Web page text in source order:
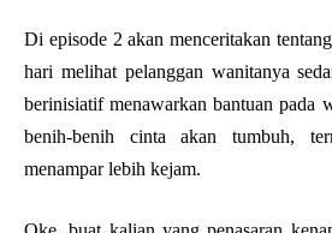
Di episode 2 akan menceritakan
hari melihat pelanggan wanitanya
berinisiatif menawarkan bantuan pada
benih-benih cinta akan tumbuh,
menampar lebih kejam.